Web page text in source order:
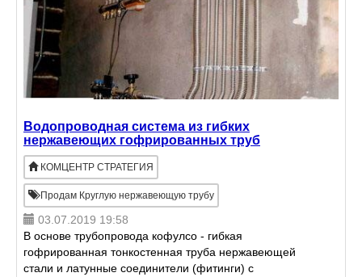
Водопроводная система из гибких
нержавеющих гофрированных труб
КОМЦЕНТР СТРАТЕГИЯ
Продам Круглую нержавеющую трубу
03.07.2019 19:58
В основе трубопровода кофулсо - гибкая
гофрированная тонкостенная труба нержавеющей
стали и латунные соединители (фитинги) с